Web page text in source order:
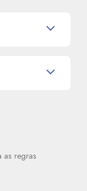
as regras